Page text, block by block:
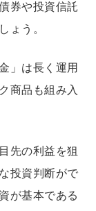
券や投資信託
ょう。
」は長く運用
商品も組み入
先の利益を狙
投資判断がで
が基本である